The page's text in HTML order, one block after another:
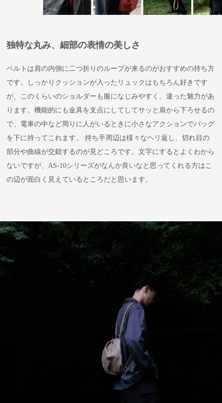
独特な丸み、細部の表情の美しさ
ベルトは肩の内側に二つ折りのループが来るのがおすすめの持ち方
です。しっかりクッションが入ったリュックはもちろん好きです
が、このくらいのショルダーも服になじみやすく、違った魅力があ
ります。機能的にも金具を支点にしてしてサッと肩から下ろせるの
で、電車の中など周りに人がいるときに小さなアクションでバッグ
を下に持ってこれます。 持ち手周辺は様々なヘリ返し、切れ目の
部分や曲線が交錯するのが見どころです。文字にするとよくわから
ないですが、AS-10シリーズがなんか良いなと思ってくれる方はこ
の辺が面白く見えているところだと思います。